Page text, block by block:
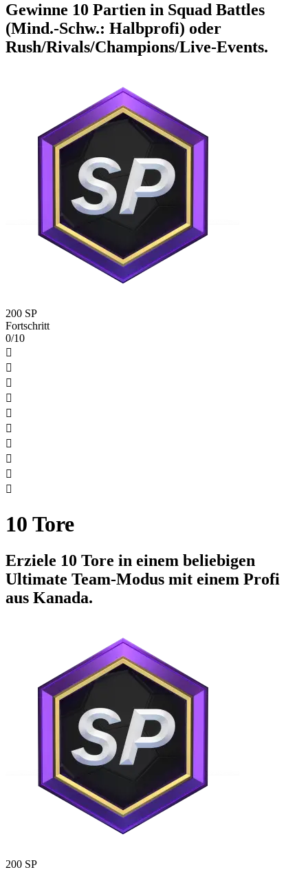
Gewinne 10 Partien in Squad Battles
(Mind.-Schw.: Halbprofi) oder
Rush/Rivals/Champions/Live-Events.
200 SP
Fortschritt
0/10










10 Tore
Erziele 10 Tore in einem beliebigen
Ultimate Team-Modus mit einem Profi
aus Kanada.
200 SP